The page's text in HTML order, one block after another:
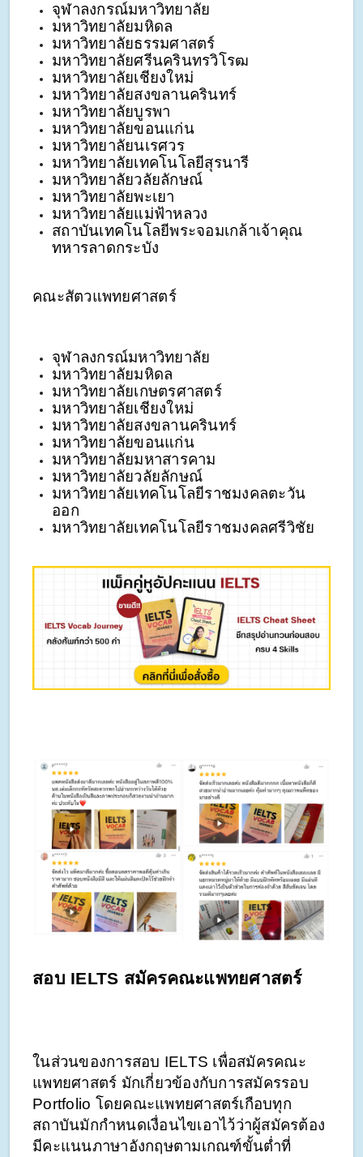
จุฬาลงกรณ์มหาวิทยาลัย
มหาวิทยาลัยมหิดล
มหาวิทยาลัยธรรมศาสตร์
มหาวิทยาลัยศรีนครินทรวิโรฒ
มหาวิทยาลัยเชียงใหม่
มหาวิทยาลัยสงขลานครินทร์
มหาวิทยาลัยบูรพา
มหาวิทยาลัยขอนแก่น
มหาวิทยาลัยนเรศวร
มหาวิทยาลัยเทคโนโลยีสุรนารี
มหาวิทยาลัยวลัยลักษณ์
มหาวิทยาลัยพะเยา
มหาวิทยาลัยแม่ฟ้าหลวง
สถาบันเทคโนโลยีพระจอมเกล้าเจ้าคุณ
ทหารลาดกระบัง
คณะสัตวแพทยศาสตร์
จุฬาลงกรณ์มหาวิทยาลัย
มหาวิทยาลัยมหิดล
มหาวิทยาลัยเกษตรศาสตร์
มหาวิทยาลัยเชียงใหม่
มหาวิทยาลัยสงขลานครินทร์
มหาวิทยาลัยขอนแก่น
มหาวิทยาลัยมหาสารคาม
มหาวิทยาลัยวลัยลักษณ์
มหาวิทยาลัยเทคโนโลยีราชมงคลตะวัน
ออก
มหาวิทยาลัยเทคโนโลยีราชมงคลศรีวิชัย
สอบ IELTS สมัครคณะแพทยศาสตร์
ในส่วนของการสอบ IELTS เพื่อสมัครคณะ
แพทยศาสตร์ มักเกี่ยวข้องกับการสมัครรอบ
Portfolio โดยคณะแพทยศาสตร์เกือบทุก
สถาบันมักกำหนดเงื่อนไขเอาไว้ว่าผู้สมัครต้อง
มีคะแนนภาษาอังกฤษตามเกณฑ์ขั้นต่ำที่